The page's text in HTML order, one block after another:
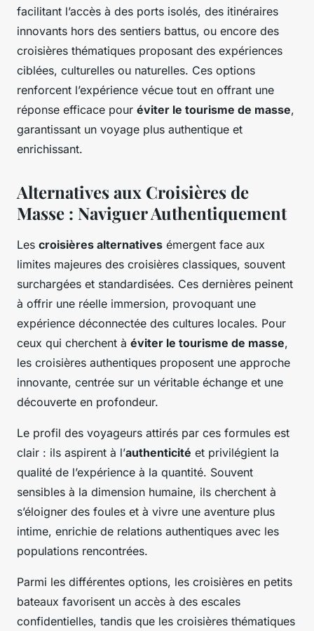
facilitant l’accès à des ports isolés, des itinéraires
innovants hors des sentiers battus, ou encore des
croisières thématiques proposant des expériences
ciblées, culturelles ou naturelles. Ces options
renforcent l’expérience vécue tout en offrant une
réponse efficace pour éviter le tourisme de masse,
garantissant un voyage plus authentique et
enrichissant.
Alternatives aux Croisières de
Masse : Naviguer Authentiquement
Les croisières alternatives émergent face aux
limites majeures des croisières classiques, souvent
surchargées et standardisées. Ces dernières peinent
à offrir une réelle immersion, provoquant une
expérience déconnectée des cultures locales. Pour
ceux qui cherchent à éviter le tourisme de masse,
les croisières authentiques proposent une approche
innovante, centrée sur un véritable échange et une
découverte en profondeur.
Le profil des voyageurs attirés par ces formules est
clair : ils aspirent à l’authenticité et privilégient la
qualité de l’expérience à la quantité. Souvent
sensibles à la dimension humaine, ils cherchent à
s’éloigner des foules et à vivre une aventure plus
intime, enrichie de relations authentiques avec les
populations rencontrées.
Parmi les différentes options, les croisières en petits
bateaux favorisent un accès à des escales
confidentielles, tandis que les croisières thématiques